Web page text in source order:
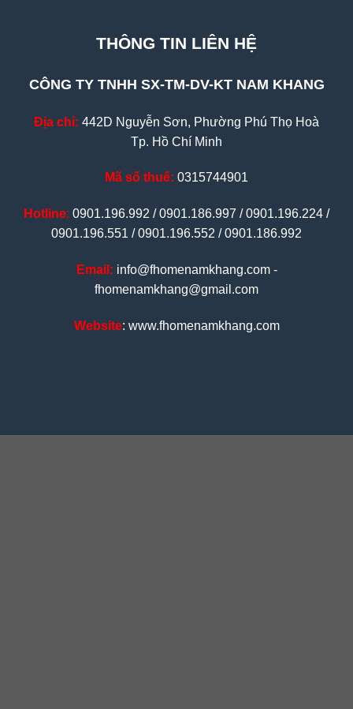
THÔNG TIN LIÊN HỆ
CÔNG TY TNHH SX-TM-DV-KT NAM KHANG
Địa chỉ: 442D Nguyễn Sơn, Phường Phú Thọ Hoà
Tp. Hồ Chí Minh
Mã số thuế: 0315744901
Hotline: 0901.196.992 / 0901.186.997 / 0901.196.224 /
0901.196.551 / 0901.196.552 / 0901.186.992
Email: info@fhomenamkhang.com -
fhomenamkhang@gmail.com
Website: www.fhomenamkhang.com